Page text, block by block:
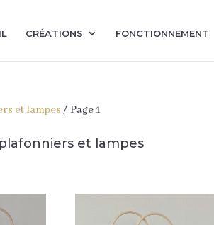
CRÉATIONS FONCTIONNEMENT
et lampes / Page 1
et lampes